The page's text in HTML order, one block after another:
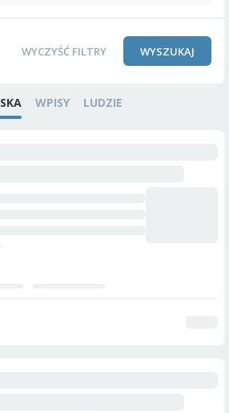
WYCZYŚĆ FILTRY WYSZUKAJ
WPISY LUDZIE